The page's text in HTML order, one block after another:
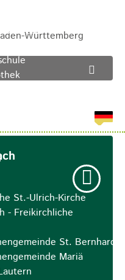
St.-Ulrich-Kirche
- Freikirchliche
St. Bernhard
Mariä
Württemberg